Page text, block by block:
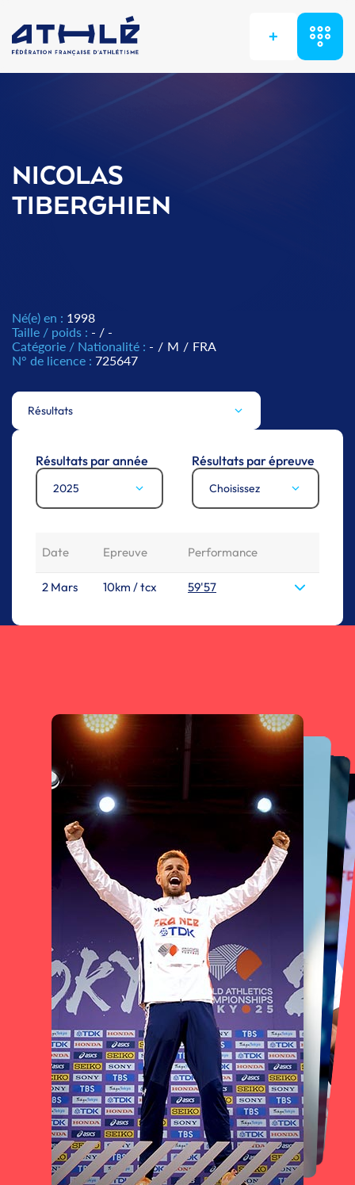
+
NICOLAS
TIBERGHIEN
Né(e) en : 1998
Taille / poids : - / -
Catégorie / Nationalité : - / M / FRA
N° de licence : 725647
Résultats
Résultats par année
2025
Résultats par épreuve
Choisissez
Date Epreuve Performance
2 Mars 10km / tcx 59'57